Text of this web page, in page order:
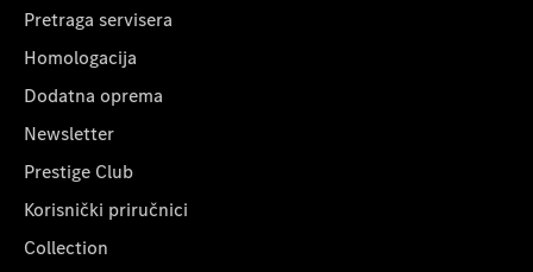
Pretraga servisera
Homologacija
Dodatna oprema
Newsletter
Prestige Club
Korisnički priručnici
Collection